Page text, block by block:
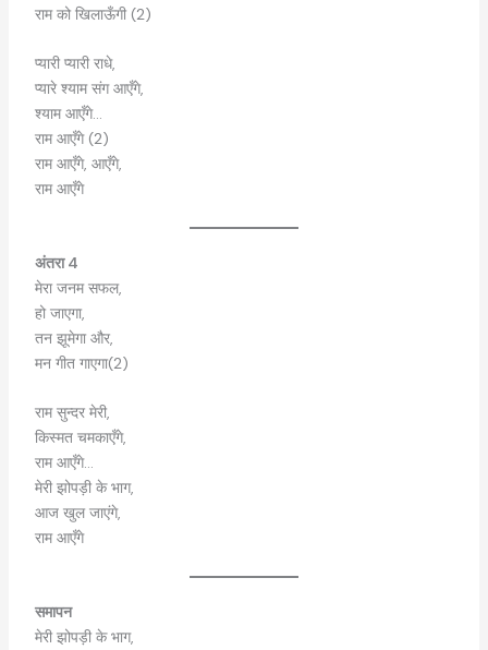
राम को खिलाऊँगी (2)
प्यारी प्यारी राधे,
प्यारे श्याम संग आएँगे,
श्याम आएँगे…
राम आएँगे (2)
राम आएँगे, आएँगे,
राम आएँगे
अंतरा 4
मेरा जनम सफल,
हो जाएगा,
तन झूमेगा और,
मन गीत गाएगा(2)
राम सुन्दर मेरी,
किस्मत चमकाएँगे,
राम आएँगे…
मेरी झोपड़ी के भाग,
आज खुल जाएंगे,
राम आएँगे
समापन
मेरी झोपड़ी के भाग,